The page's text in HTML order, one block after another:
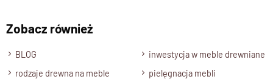
Zobacz również
BLOG
inwestycja w meble drewniane
rodzaje drewna na meble
pielęgnacja mebli